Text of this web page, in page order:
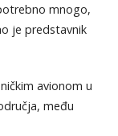
mnogo,
je predstavnik
avionom u
među